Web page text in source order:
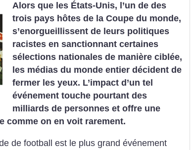
Alors que les États-Unis, l’un de des
trois pays hôtes de la Coupe du monde,
s’enorgueillissent de leurs politiques
racistes en sanctionnant certaines
sélections nationales de manière ciblée,
les médias du monde entier décident de
fermer les yeux. L’impact d’un tel
événement touche pourtant des
milliards de personnes et offre une
comme on en voit rarement.
de football est le plus grand événement